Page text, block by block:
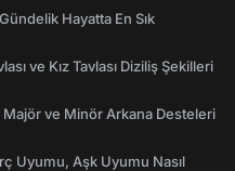
Hayatta En Sık
ve Kız Tavlası Diziliş Şekilleri
Majör ve Minör Arkana Desteleri
Uyumu, Aşk Uyumu Nasıl